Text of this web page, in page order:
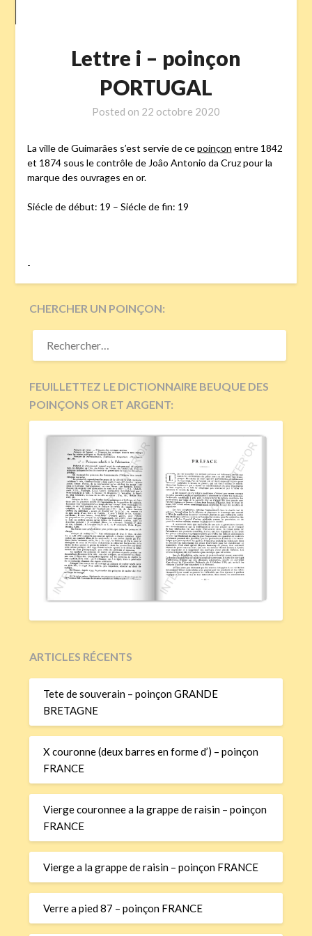
Lettre i – poinçon
PORTUGAL
Posted on 22 octobre 2020
La ville de Guimarâes s’est servie de cepoinçon entre 1842
et 1874 sous le contrôle de Joâo Antonio da Cruz pour la
marque des ouvrages en or.
Siécle de début: 19 – Siécle de fin: 19
-
CHERCHER UN POINÇON:
RECHERCHER :
FEUILLETTEZ LE DICTIONNAIRE BEUQUE DES
POINÇONS OR ET ARGENT:
ARTICLES RÉCENTS
Tete de souverain – poinçon GRANDE
BRETAGNE
X couronne (deux barres en forme d’) – poinçon
FRANCE
Vierge couronnee a la grappe de raisin – poinçon
FRANCE
Vierge a la grappe de raisin – poinçon FRANCE
Verre a pied 87 – poinçon FRANCE